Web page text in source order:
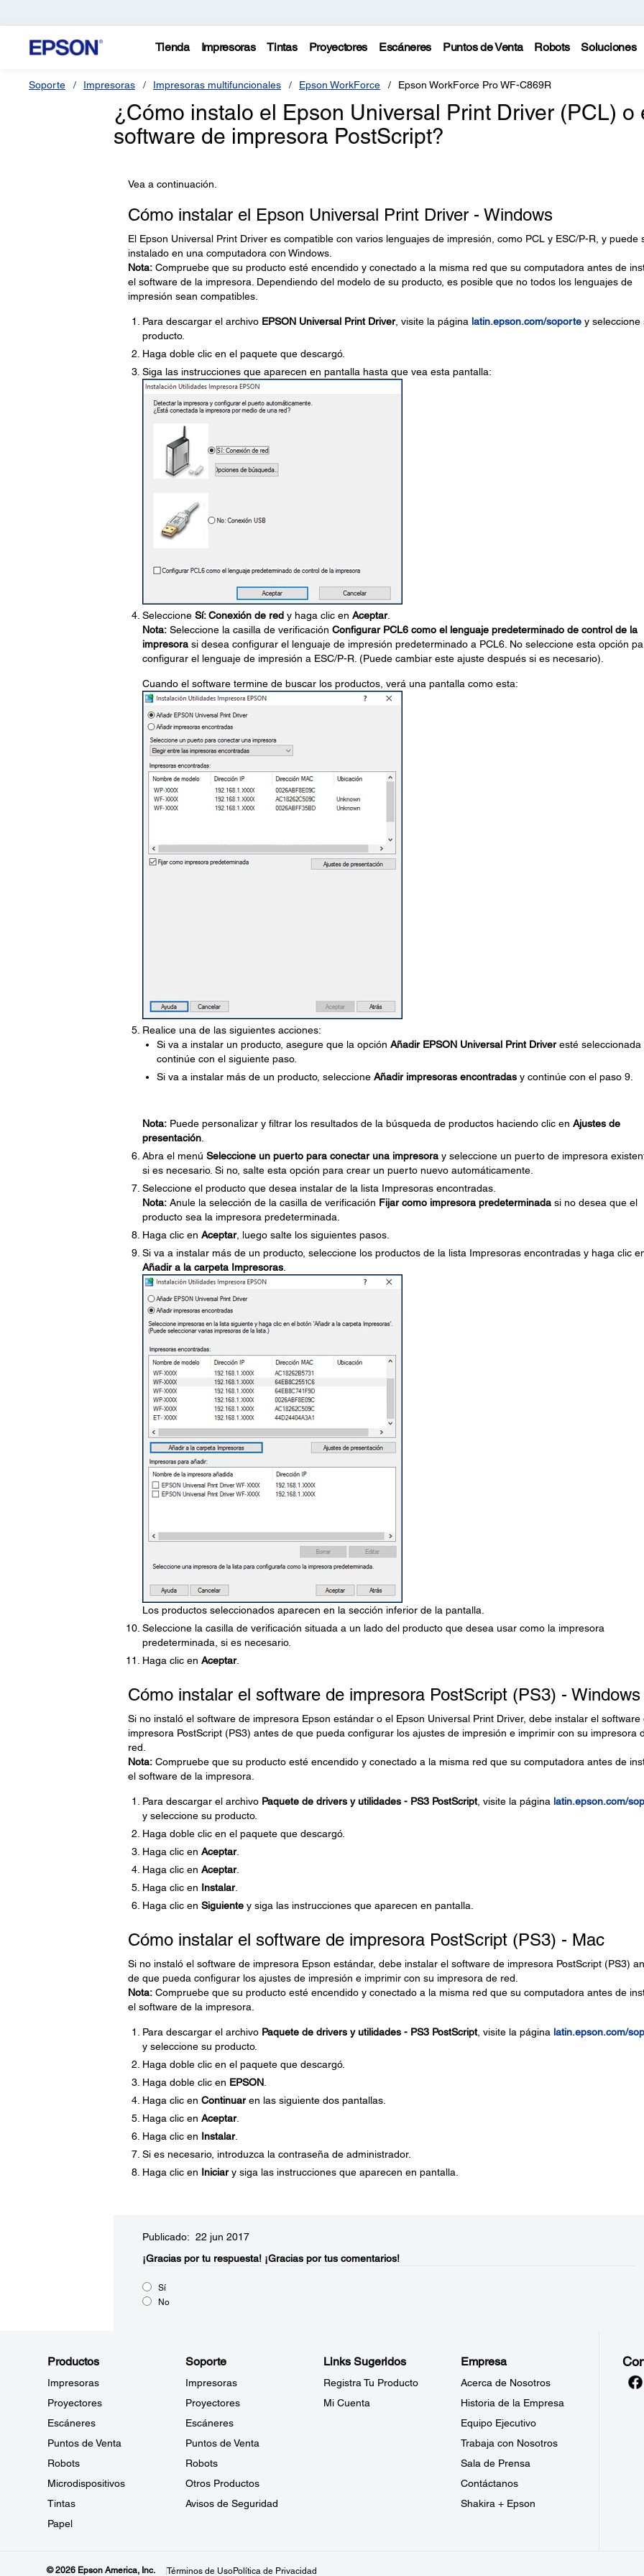
Tienda Impresoras Tintas Proyectores Escáneres Puntos de Venta Robots Soluciones
Soporte Impresoras Impresoras multifuncionales Epson WorkForce Epson WorkForce Pro WF-C869R
¿Cómo instalo el Epson Universal Print Driver (PCL) o
software de impresora PostScript?
Vea a continuación.
Cómo instalar el Epson Universal Print Driver - Windows
El Epson Universal Print Driver es compatible con varios lenguajes de impresión, como PCL y ESC/P-R, y puede
instalado en una computadora con Windows.
Nota:Compruebe que su producto esté encendido y conectado a la misma red que su computadora antes de
el software de la impresora. Dependiendo del modelo de su producto, es posible que no todos los lenguajes de
impresión sean compatibles.
Para descargar el archivo EPSON Universal Print Driver, visite la página latin.epson.com/soportey seleccione
producto.
Haga doble clic en el paquete que descargó.
Siga las instrucciones que aparecen en pantalla hasta que vea esta pantalla:
Seleccione Sí: Conexión de redy haga clic en Aceptar.
Nota:Seleccione la casilla de verificación Configurar PCL6 como el lenguaje predeterminado de control de la
impresorasi desea configurar el lenguaje de impresión predeterminado a PCL6. No seleccione esta opción
configurar el lenguaje de impresión a ESC/P-R. (Puede cambiar este ajuste después si es necesario).
Cuando el software termine de buscar los productos, verá una pantalla como esta:
Realice una de las siguientes acciones:
Si va a instalar un producto, asegure que la opción Añadir EPSON Universal Print Driveresté seleccionada
continúe con el siguiente paso.
Si va a instalar más de un producto, seleccione Añadir impresoras encontradasy continúe con el paso 9.
Nota:Puede personalizar y filtrar los resultados de la búsqueda de productos haciendo clic en Ajustes de
presentación.
Abra el menú Seleccione un puerto para conectar una impresoray seleccione un puerto de impresora
si es necesario. Si no, salte esta opción para crear un puerto nuevo automáticamente.
Seleccione el producto que desea instalar de la lista Impresoras encontradas.
Nota:Anule la selección de la casilla de verificación Fijar como impresora predeterminadasi no desea que el
producto sea la impresora predeterminada.
Haga clic en Aceptar, luego salte los siguientes pasos.
Si va a instalar más de un producto, seleccione los productos de la lista Impresoras encontradas y haga clic
Añadir a la carpeta Impresoras.
Los productos seleccionados aparecen en la sección inferior de la pantalla.
Seleccione la casilla de verificación situada a un lado del producto que desea usar como la impresora
predeterminada, si es necesario.
Haga clic en Aceptar.
Cómo instalar el software de impresora PostScript (PS3) - Windows
Si no instaló el software de impresora Epson estándar o el Epson Universal Print Driver, debe instalar el software
impresora PostScript (PS3) antes de que pueda configurar los ajustes de impresión e imprimir con su impresora
red.
Nota:Compruebe que su producto esté encendido y conectado a la misma red que su computadora antes de
el software de la impresora.
Para descargar el archivo Paquete de drivers y utilidades - PS3 PostScript, visite la página latin.epson.com/
y seleccione su producto.
Haga doble clic en el paquete que descargó.
Haga clic en Aceptar.
Haga clic en Aceptar.
Haga clic en Instalar.
Haga clic en Siguientey siga las instrucciones que aparecen en pantalla.
Cómo instalar el software de impresora PostScript (PS3) - Mac
Si no instaló el software de impresora Epson estándar, debe instalar el software de impresora PostScript (PS3)
de que pueda configurar los ajustes de impresión e imprimir con su impresora de red.
Nota:Compruebe que su producto esté encendido y conectado a la misma red que su computadora antes de
el software de la impresora.
Para descargar el archivo Paquete de drivers y utilidades - PS3 PostScript, visite la página latin.epson.com/
y seleccione su producto.
Haga doble clic en el paquete que descargó.
Haga doble clic en EPSON.
Haga clic en Continuaren las siguiente dos pantallas.
Haga clic en Aceptar.
Haga clic en Instalar.
Si es necesario, introduzca la contraseña de administrador.
Haga clic en Iniciary siga las instrucciones que aparecen en pantalla.
Publicado: 22 jun 2017
¡Gracias por tu respuesta! ¡Gracias por tus comentarios!
Sí
No
Productos
Impresoras
Proyectores
Escáneres
Puntos de Venta
Robots
Microdispositivos
Tintas
Papel
Soporte
Impresoras
Proyectores
Escáneres
Puntos de Venta
Robots
Otros Productos
Avisos de Seguridad
Links Sugeridos
Registra Tu Producto
Mi Cuenta
Empresa
Acerca de Nosotros
Historia de la Empresa
Equipo Ejecutivo
Trabaja con Nosotros
Sala de Prensa
Contáctanos
Shakira + Epson
© 2026 Epson America, Inc. Términos de UsoPolítica de Privacidad